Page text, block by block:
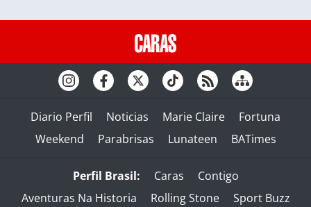
Diario Perfil Noticias Marie Claire
Fortuna
Weekend
Parabrisas Lunateen BATimes
Perfil Brasil: Caras
Contigo
Aventuras Na Historia
Rolling Stone
Sport Buzz